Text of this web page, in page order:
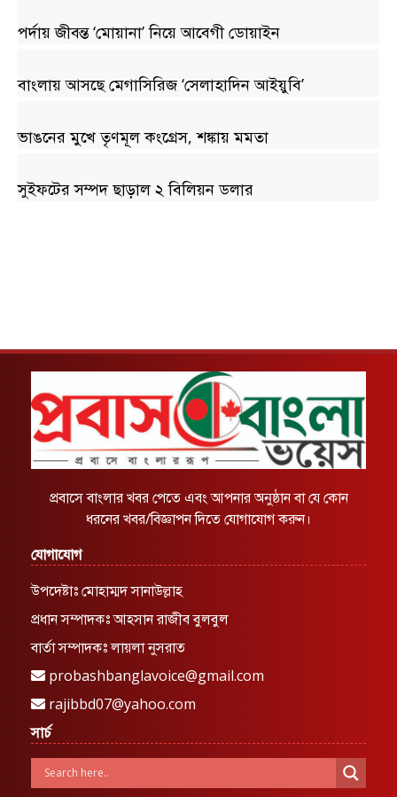
পর্দায় জীবন্ত ‘মোয়ানা’ নিয়ে আবেগী ডোয়াইন
বাংলায় আসছে মেগাসিরিজ ‘সেলাহাদিন আইয়ুবি’
ভাঙনের মুখে তৃণমূল কংগ্রেস, শঙ্কায় মমতা
সুইফটের সম্পদ ছাড়াল ২ বিলিয়ন ডলার
প্রবাসে বাংলার খবর পেতে এবং আপনার অনুষ্ঠান বা যে কোন
ধরনের খবর/বিজ্ঞাপন দিতে যোগাযোগ করুন।
যোগাযোগ
উপদেষ্টাঃ মোহাম্মদ সানাউল্লাহ
প্রধান সম্পাদকঃ আহসান রাজীব বুলবুল
বার্তা সম্পাদকঃ লায়লা নুসরাত
probashbanglavoice@gmail.com
rajibbd07@yahoo.com
সার্চ